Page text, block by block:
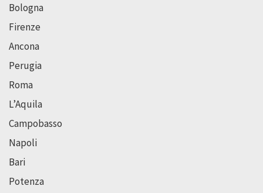
Bologna
Firenze
Ancona
Perugia
Roma
L’Aquila
Campobasso
Napoli
Bari
Potenza